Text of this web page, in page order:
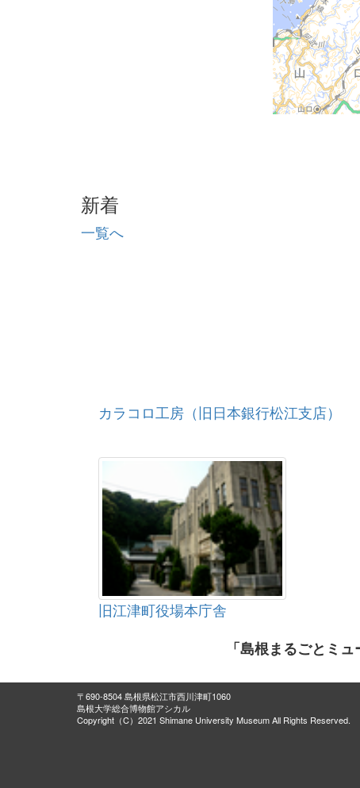
新着
一覧へ
カラコロ工房（旧日本銀行松江支店）
旧江津町役場本庁舎
「島根まるごとミ
〒690-8504 島根県松江市西川津町1060
島根大学総合博物館アシカル
Copyright（C）2021 Shimane University Museum All Rights Reserved.